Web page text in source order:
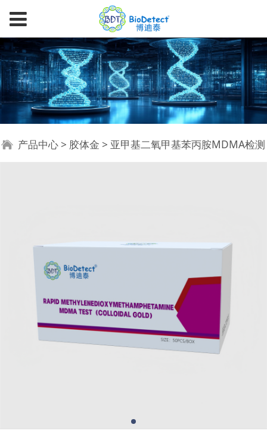
亚甲基二氧甲基苯丙胺
产品中心 > 胶体金 > 亚甲基二氧甲基苯丙胺MDMA检测